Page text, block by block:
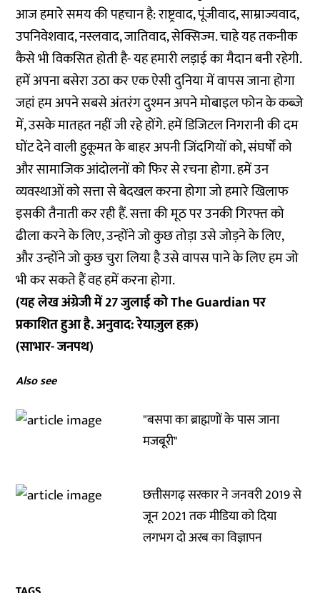
आज हमारे समय की पहचान है: राष्ट्रवाद, पूंजीवाद, साम्राज्यवाद,
उपनिवेशवाद, नस्लवाद, जातिवाद, सेक्सिज्‍म. चाहे यह तकनीक
कैसे भी विकसित होती है- यह हमारी लड़ाई का मैदान बनी रहेगी.
हमें अपना बसेरा उठा कर एक ऐसी दुनिया में वापस जाना होगा
जहां हम अपने सबसे अंतरंग दुश्मन अपने मोबाइल फोन के कब्जे
में, उसके मातहत नहीं जी रहे होंगे. हमें डिजिटल निगरानी की दम
घोंट देने वाली हुकूमत के बाहर अपनी जिंदगियों को, संघर्षों को
और सामाजिक आंदोलनों को फिर से रचना होगा. हमें उन
व्यवस्थाओं को सत्ता से बेदखल करना होगा जो हमारे खिलाफ
इसकी तैनाती कर रही हैं. सत्ता की मूठ पर उनकी गिरफ्त को
ढीला करने के लिए, उन्होंने जो कुछ तोड़ा उसे जोड़ने के लिए,
और उन्होंने जो कुछ चुरा लिया है उसे वापस पाने के लिए हम जो
भी कर सकते हैं वह हमें करना होगा.
(यह लेख अंग्रेजी में 27 जुलाई कोThe Guardian पर
प्रकाशितहुआ है. अनुवाद: रेयाज़ुल हक़)
(साभार- जनपथ)
Also see
"बसपा का ब्राह्मणों के पास जाना
मजबूरी"
छत्तीसगढ़ सरकार ने जनवरी 2019 से
जून 2021 तक मीडिया को दिया
लगभग दो अरब का विज्ञापन